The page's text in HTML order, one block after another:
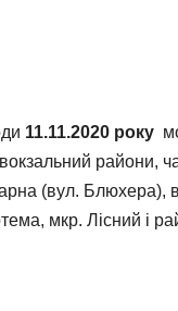
11.11.2020 року
райони,
(вул. Блюхера),
мкр. Лісний і